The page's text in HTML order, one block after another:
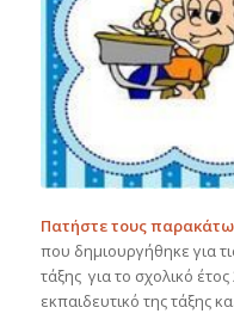
Πατήστε τους
που δημιουργήθηκε για
τάξης για το σχολικό
εκπαιδευτικό της τάξης